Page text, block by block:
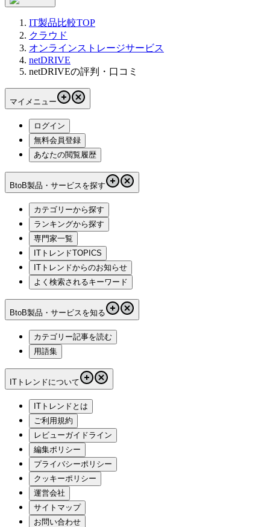
IT製品比較TOP
クラウド
オンラインストレージサービス
netDRIVE
netDRIVEの評判・口コミ
マイメニュー
ログイン
無料会員登録
あなたの閲覧履歴
BtoB製品・サービスを探す
カテゴリーから探す
ランキングから探す
専門家一覧
ITトレンドTOPICS
ITトレンドからのお知らせ
よく検索されるキーワード
BtoB製品・サービスを知る
カテゴリー記事を読む
用語集
ITトレンドについて
ITトレンドとは
ご利用規約
レビューガイドライン
編集ポリシー
プライバシーポリシー
クッキーポリシー
運営会社
サイトマップ
お問い合わせ